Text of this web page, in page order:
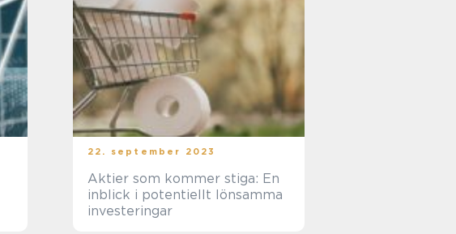
22. september 2023
Aktier som kommer stiga: En
inblick i potentiellt lönsamma
investeringar